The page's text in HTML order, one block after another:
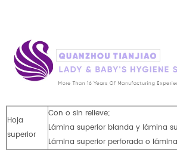
Hoja
superior
Con o sin relieve;
Lámina superior blanda y lámina
Lámina superior perforada o